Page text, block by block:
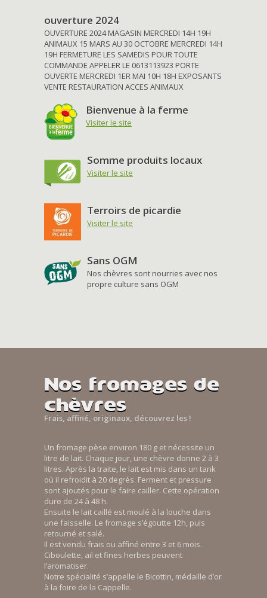
ouverture 2024
OUVERTURE 2024 MAGASIN MERCREDI 14H 19H
ANIMAUX 15 MARS AU 30 OCTOBRE MERCREDI 14H
19H FERMETURE LES SAMEDIS POUR TOUTE
COMMANDE APPELER LE 0613113923 PORTE
OUVERTE MERCREDI 1ER MAI 10H 18H EXPOSANTS
VENTE RESTAURATION ACCES ANIMAUX
Bienvenue à la ferme
Visiter le site
Somme produits locaux
Visiter le site
Terroirs de picardie
Visiter le site
Sans OGM
Nos chèvres sont nourries avec nos
propre culture sans OGM
Nos fromages de
chèvres
Frais, affiné, originaux, découvrez les !
Un fromage pèse environ 180 g et nécessite un
litre de lait. Chaque jour, une chèvre donne 2 à 3
litres. Après la traite, le lait est mis dans un tank
où il refroidit à 20 degrés. Ferment et pressure
sont ajoutés pour le faire cailler. Cette opération
dure de 24 à 48 h.
Ensuite le lait caillé est moulé à la louche dans
une faisselle. Le fromage s’égoutte 12h, puis
retourné et salé.
Il est vendu frais ou affiné entre 3 et 6 mois.
Ciboulette, ail et fines herbes peuvent
l’aromatiser.
Notre spécialité s’appelle le Bicottin, médaille d’or
à la foire de la Cappelle.